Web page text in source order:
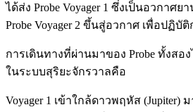
ได้ส่ง Probe Voyager 1 ซึ่งเป็นอวกาศ
Probe Voyager 2 ขึ้นสู่อวกาศ เพื่อปฏิบั
การเดินทางที่ผ่านมาของ Probe ทั้งสอ
ในระบบสุริยะจักรวาลคือ
Voyager 1 เข้าใกล้ดาวพฤหัส (Jupiter)